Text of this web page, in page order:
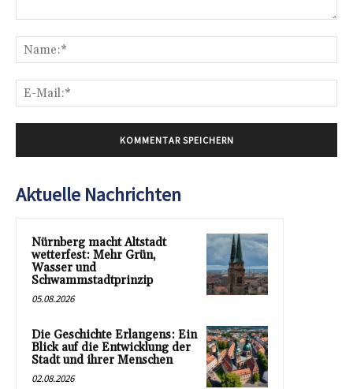
Aktuelle Nachrichten
Nürnberg macht Altstadt
wetterfest: Mehr Grün,
Wasser und
Schwammstadtprinzip
05.08.2026
Die Geschichte Erlangens: Ein
Blick auf die Entwicklung der
Stadt und ihrer Menschen
02.08.2026